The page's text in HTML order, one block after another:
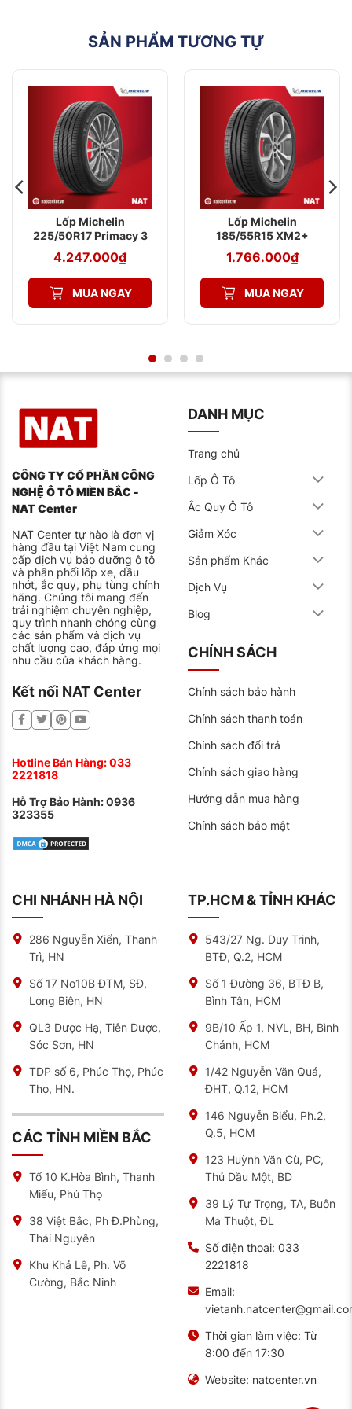
SẢN PHẨM TƯƠNG TỰ
Lốp Michelin
225/50R17 Primacy 3
ZP MOE
4.247.000₫
MUA NGAY
Lốp Michelin
185/55R15 XM2+
1.766.000₫
MUA NGAY
CÔNG TY CỔ PHẦN CÔNG
NGHỆ Ô TÔ MIỀN BẮC -
NAT Center
NAT Center tự hào là đơn vị
hàng đầu tại Việt Nam cung
cấp dịch vụ bảo dưỡng ô tô
và phân phối lốp xe, dầu
nhớt, ắc quy, phụ tùng chính
hãng. Chúng tôi mang đến
trải nghiệm chuyên nghiệp,
quy trình nhanh chóng cùng
các sản phẩm và dịch vụ
chất lượng cao, đáp ứng mọi
nhu cầu của khách hàng.
Kết nối NAT Center
Hotline Bán Hàng:033
2221818
Hỗ Trợ Bảo Hành:0936
323355
DANH MỤC
Trang chủ
Lốp Ô Tô
Ắc Quy Ô Tô
Giảm Xóc
Sản phẩm Khác
Dịch Vụ
Blog
CHÍNH SÁCH
Chính sách bảo hành
Chính sách thanh toán
Chính sách đổi trả
Chính sách giao hàng
Hướng dẫn mua hàng
Chính sách bảo mật
CHI NHÁNH HÀ NỘI
286 Nguyễn Xiển, Thanh
Trì, HN
Số 17 No10B ĐTM, SĐ,
Long Biên, HN
QL3 Dược Hạ, Tiên Dược,
Sóc Sơn, HN
TDP số 6, Phúc Thọ, Phúc
Thọ, HN.
CÁC TỈNH MIỀN BẮC
Tổ 10 K.Hòa Bình, Thanh
Miếu, Phú Thọ
38 Việt Bắc, Ph Đ.Phùng,
Thái Nguyên
Khu Khả Lễ, Ph. Võ
Cường, Bắc Ninh
TP.HCM & TỈNH KHÁC
543/27 Ng. Duy Trinh,
BTĐ, Q.2, HCM
Số 1 Đường 36, BTĐ B,
Bình Tân, HCM
9B/10 Ấp 1, NVL, BH, Bình
Chánh, HCM
1/42 Nguyễn Văn Quá,
ĐHT, Q.12, HCM
146 Nguyễn Biểu, Ph.2,
Q.5, HCM
123 Huỳnh Văn Cù, PC,
Thủ Dầu Một, BD
39 Lý Tự Trọng, TA, Buôn
Ma Thuột, ĐL
Số điện thoại: 033
2221818
Email:
Thời gian làm việc: Từ
8:00 đến 17:30
Website: natcenter.vn